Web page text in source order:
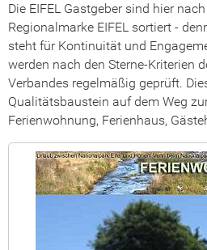
Die EIFEL Gastgeber sind hier
Regionalmarke EIFEL sortiert -
steht für Kontinuität und
werden nach den Sterne-Kriterien
Verbandes regelmäßig geprüft.
Qualitätsbaustein auf dem Weg
Ferienwohnung, Ferienhaus,